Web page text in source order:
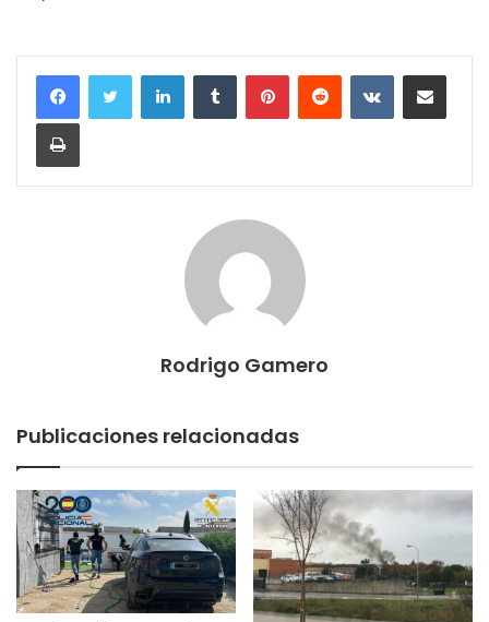
Rodrigo Gamero
Publicaciones relacionadas